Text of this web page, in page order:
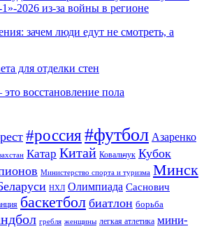
2026 из-за войны в регионе
зачем люди едут не смотреть, а
для отделки стен
восстановление пола
#россия#футбол Азаренко
Катар Китай Ковальчук Кубок
Министерство спорта и туризма Минск
НХЛ Олимпиада Саснович
баскетбол биатлон борьба
гребля женщины легкая атлетика мини-